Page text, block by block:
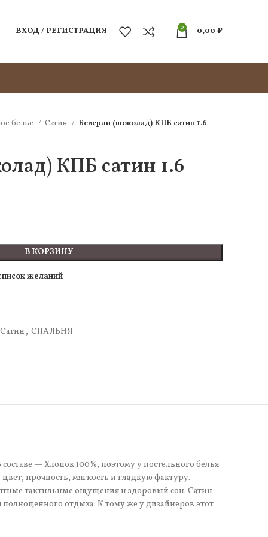
ВХОД / РЕГИСТРАЦИЯ 0 0,00 ₽
белье Сатин Беверли (шоколад) КПБ сатин 1.6
КПБ сатин 1.6
В КОРЗИНУ
желаний
Сатин , СПАЛЬНЯ
— Хлопок 100%, поэтому у постельного белья
прочность, мягкость и гладкую фактуру.
тактильные ощущения и здоровый сон. Сатин —
отдыха. К тому же у дизайнеров этот